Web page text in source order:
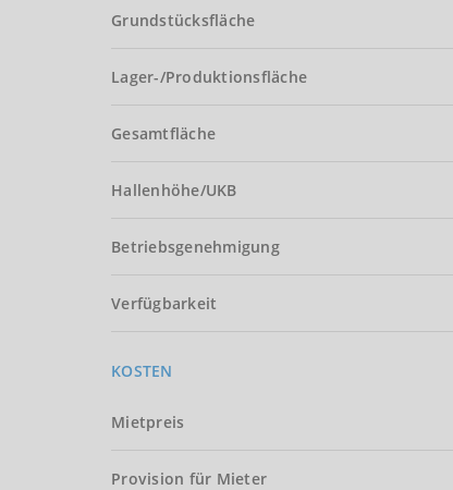
Grundstücksfläche
Lager-/Produktionsfläche
Gesamtfläche
Hallenhöhe/UKB
Betriebsgenehmigung
Verfügbarkeit
KOSTEN
Mietpreis
Provision für Mieter